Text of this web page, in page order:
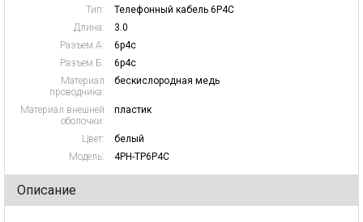
Тип:
Телефонный кабель 6P4C
Длина:
3.0
Разъем А:
6p4c
Разъем Б:
6p4c
Материал
проводника:
бескислородная медь
Материал внешней
оболочки:
пластик
Цвет:
белый
Модель:
4PH-TP6P4C
Описание